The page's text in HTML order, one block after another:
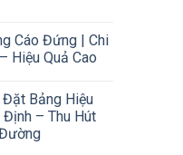
Cáo Đứng | Chi
Hiệu Quả Cao
Bảng Hiệu
– Thu Hút